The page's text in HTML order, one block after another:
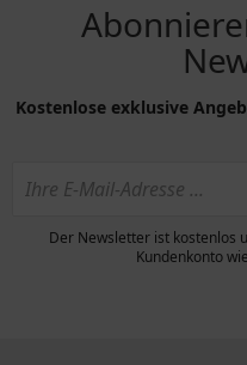
Kostenlose exklusive
Der Newsletter ist kostenlos
Kundenkonto